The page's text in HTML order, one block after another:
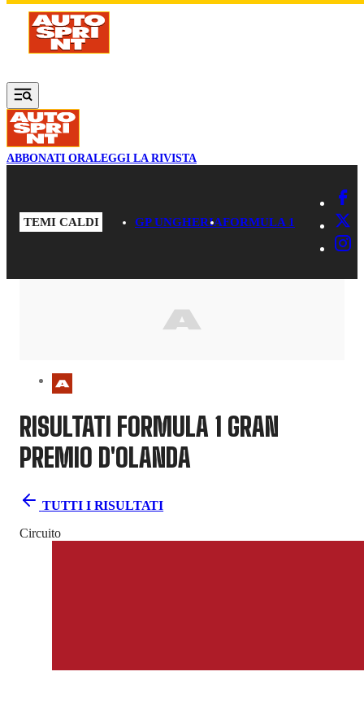
Vai al contenuto principale
ABBONATI ORALEGGI LA RIVISTA
TEMI CALDI GP UNGHERIAFORMULA 1
RISULTATI FORMULA 1 GRAN
PREMIO D'OLANDA
TUTTI I RISULTATI
Circuito